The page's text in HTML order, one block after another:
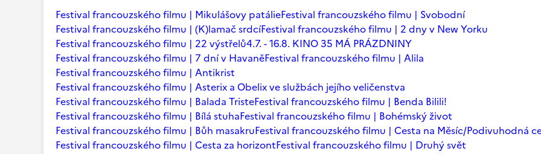
Festival francouzského filmu | Mikulášovy patálieFestival francouzského filmu | Svobodní
Festival francouzského filmu | (K)lamač srdcíFestival francouzského filmu | 2 dny v New Yorku
Festival francouzského filmu | 22 výstřelů4.7. - 16.8. KINO 35 MÁ PRÁZDNINY
Festival francouzského filmu | 7 dní v HavaněFestival francouzského filmu | Alila
Festival francouzského filmu | Antikrist
Festival francouzského filmu | Asterix a Obelix ve službách jejího veličenstva
Festival francouzského filmu | Balada TristeFestival francouzského filmu | Benda Bilili!
Festival francouzského filmu | Bílá stuhaFestival francouzského filmu | Bohémský život
Festival francouzského filmu | Bůh masakruFestival francouzského filmu | Cesta na Měsíc/Podivuhodná
Festival francouzského filmu | Cesta za horizontFestival francouzského filmu | Druhý svět